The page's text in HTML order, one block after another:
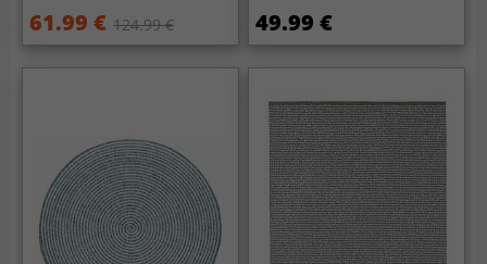
61.99 € 124.99 € 49.99 €